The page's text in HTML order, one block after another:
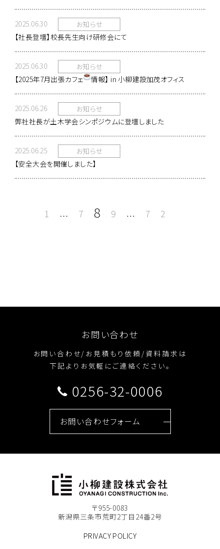
2025.06.30
お知らせ
【社長登壇】校長先生向け研修会にて
2025.06.30
お知らせ
【2025年7月出張カフェ
情報】 in 小柳建設加茂オフィス
2025.06.26
お知らせ
弊社社長が土木学会シンポジウムに登壇しました
2025.06.25
お知らせ
【安全大会を開催しました】
1 … 7 8 9 … 72
お問い合わせ
お問い合わせ/お見積もり依頼/資料請求は
下記よりお気軽にご連絡ください。
0256-32-0006
お問い合わせフォーム
〒955-0083
新潟県三条市荒町2丁目24番2号
PRIVACY POLICY